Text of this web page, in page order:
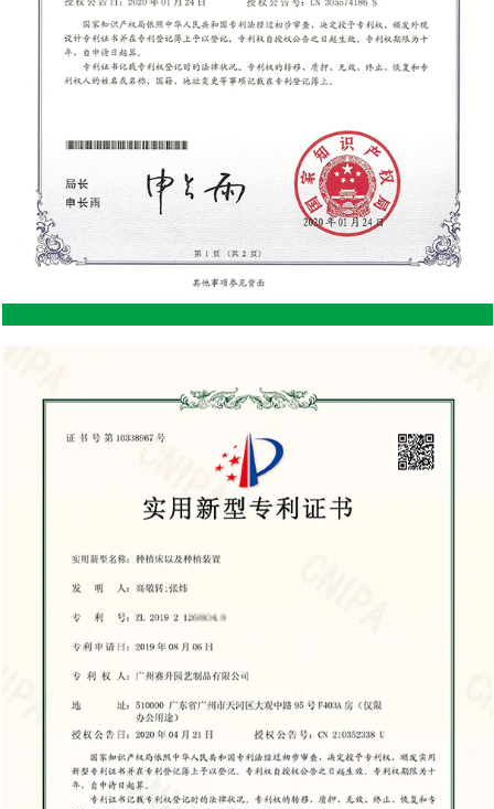
ecológica. Desventajas de un cobertizo de acero
Retención de calor: si bien un cobertizo de acero es
duradero, el acero puede absorber y retener el
calor, lo que hace que el interior del cobertizo sea
incómodamente caluroso durante los meses de
verano. Esto puede resultar problemático para
almacenar ciertos artículos que son sensibles a los
cambios de temperatura. Flexibilidad estética
limitada: los cobertizos de acero suelen tener una
los gustos de todos. Aunque se pueden pintar,
carecen del aspecto cálido y natural que ofrece la
tienden a tener un costo inicial más alto en
comparación con los cobertizos de madera,
aunque pueden ahorrar dinero a largo plazo debido
Desventajas de un cobertizo de almacenamiento
de madera Requisitos de mantenimiento: La
madera requiere un mantenimiento regular para
mantenerla en buenas condiciones. Esto incluye